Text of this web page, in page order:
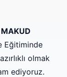
MAKUD
Eğitiminde
olmak
ediyoruz.